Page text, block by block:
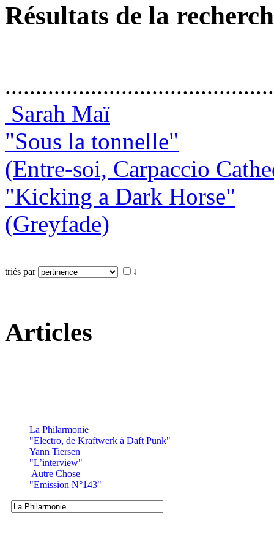
Résultats de la
Sarah Maï
"Sous la tonnelle"
(Entre-soi, Carpaccio
"Kicking a Dark Horse"
(Greyfade)
triés par ↓
Articles
La Philarmonie
"Electro, de Kraftwerk à Daft Punk"
Yann Tiersen
"L’interview"
Autre Chose
"Emission N°143"